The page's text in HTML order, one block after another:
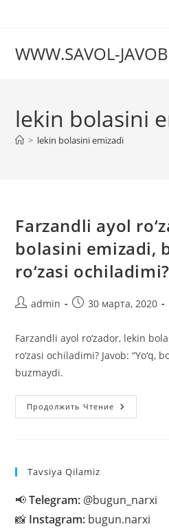
WWW.SAVOL-
lekin bolasini
> lekin bolasini emizadi
Farzandli ayol
bolasini emizadi,
ro‘zasi ochiladimi?
Авторadmin
Запись30 марта, 2020
Farzandli ayol ro‘zador, lekin
ro‘zasi ochiladimi? Javob: “Yo‘q,
buzmaydi.
Продолжить Чтение Farzandli
Ayol
Ochiladimi?
Tavsiya Qilamiz
📢Telegram: @bugun_narxi
📸 Instagram: bugun.narxi